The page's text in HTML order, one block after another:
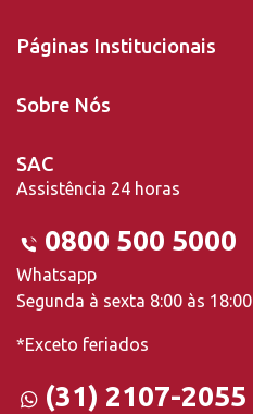
Páginas Institucionais
Sobre Nós
SAC
Assistência 24 horas
0800 500 5000
Whatsapp
Segunda à sexta 8:00 às 18:00
*Exceto feriados
(31) 2107-2055